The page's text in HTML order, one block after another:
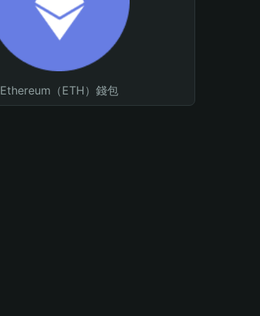
Ethereum（ETH）錢包